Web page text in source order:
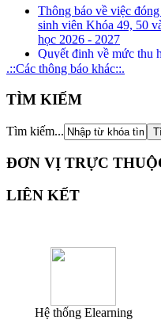
Thông báo về việc
sinh viên Khóa 49, 50
học 2026 - 2027
Quyết định về mức thu
(ngành đào tạo nghề)
Kế hoạch tuyên truyền,
phòng, chống tham
Kế hoạch tổ chức rà
Thông báo Kết quả xét
đối với giảng viên giáo
.::Các thông báo khác::.
TÌM KIẾM
Tìm kiếm...
ĐƠN VỊ TRỰC
LIÊN KẾT
Hệ thống Elearning